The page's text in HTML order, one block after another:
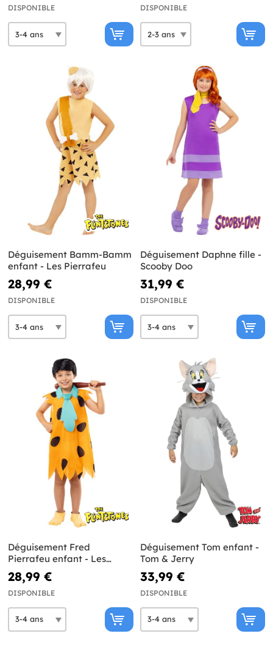
DISPONIBLE DISPONIBLE
Déguisement Bamm-Bamm
enfant - Les Pierrafeu
28,99 €
DISPONIBLE
Déguisement Daphne fille -
Scooby Doo
31,99 €
DISPONIBLE
Déguisement Fred
Pierrafeu enfant - Les
Pierrafeu
28,99 €
DISPONIBLE
Déguisement Tom enfant -
Tom & Jerry
33,99 €
DISPONIBLE